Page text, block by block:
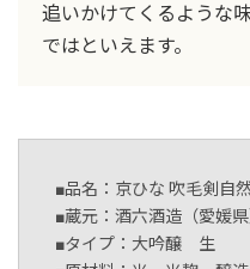
追いかけてくるような
ではといえます。
■品名：京ひな 吹毛剣自
■蔵元：酒六酒造（愛媛県
■タイプ：大吟醸 生